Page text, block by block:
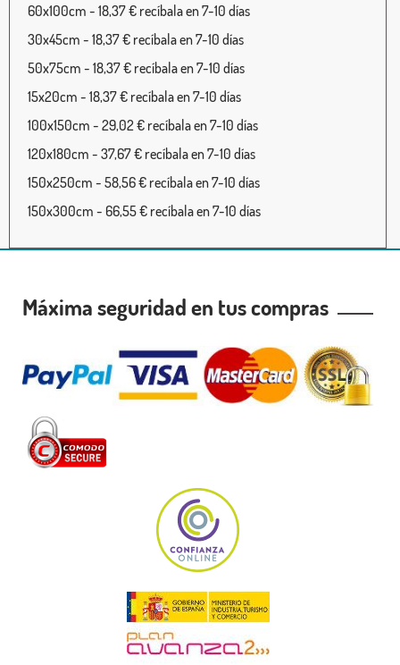
60x100cm - 18,37 € recíbala en 7-10 días
30x45cm - 18,37 € recíbala en 7-10 días
50x75cm - 18,37 € recíbala en 7-10 días
15x20cm - 18,37 € recíbala en 7-10 días
100x150cm - 29,02 € recíbala en 7-10 días
120x180cm - 37,67 € recíbala en 7-10 días
150x250cm - 58,56 € recíbala en 7-10 días
150x300cm - 66,55 € recíbala en 7-10 días
Máxima seguridad en tus compras